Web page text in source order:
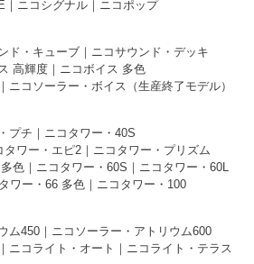
ニコシグナル
ニコポップ
ド・キューブ
ニコサウンド・デッキ
高輝度
ニコボイス 多色
ニコソーラー・ボイス（生産終了モデル）
プチ
ニコタワー・40S
タワー・エピ2
ニコタワー・プリズム
色
ニコタワー・60S
ニコタワー・60L
ワー・66 多色
ニコタワー・100
ム450
ニコソーラー・アトリウム600
ニコライト・オート
ニコライト・テラス